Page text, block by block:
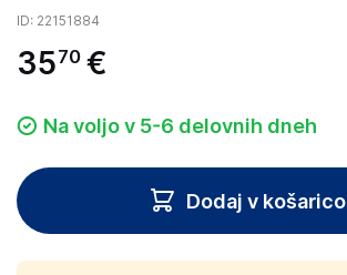
ID: 22151884
3570 €
Na voljo v 5-6 delovnih dneh
Dodaj v košarico